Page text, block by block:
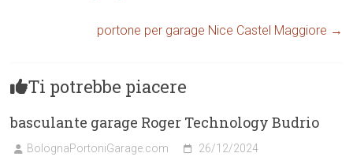
portone per garage Nice Castel Maggiore →
Ti potrebbe piacere
basculante garage Roger Technology Budrio
BolognaPortoniGarage.com 26/12/2024